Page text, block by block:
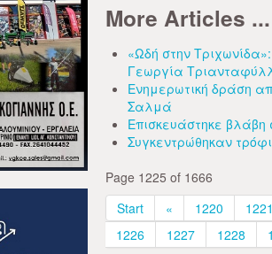
More Articles ...
«Ωδή στην
Γεωργία
Ενημερωτική δράση
Σαλμά
Επισκευάστηκε
Συγκεντρώθηκαν
Page 1225 of 1666
Start
« 1220
1226
1227 1228